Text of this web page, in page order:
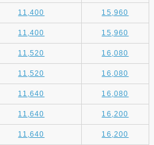
11,400 15,960
11,400 15,960
11,520 16,080
11,520 16,080
11,640 16,080
11,640 16,200
11,640 16,200